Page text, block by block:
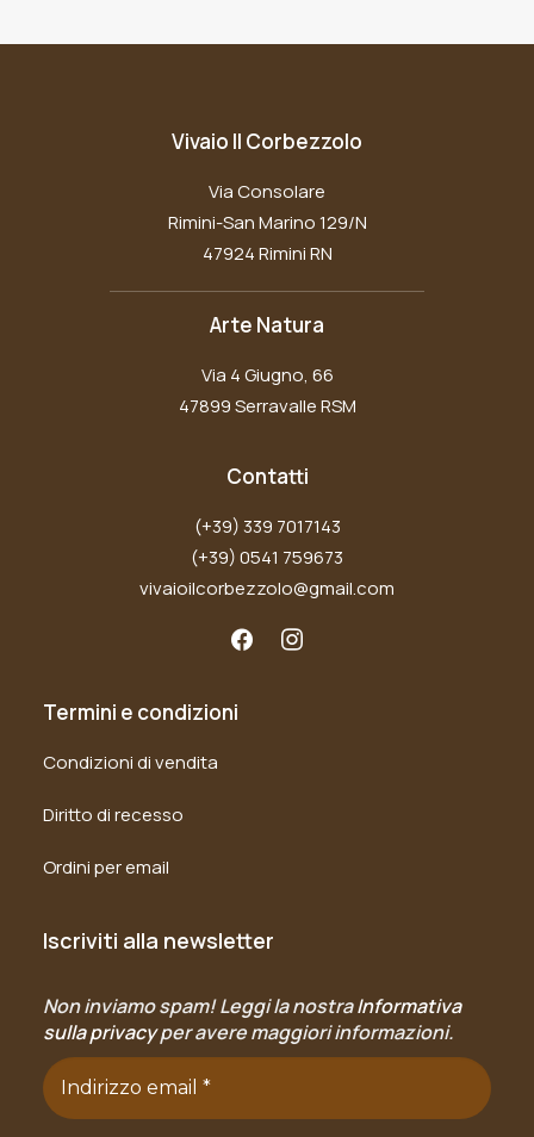
Vivaio Il Corbezzolo
Via Consolare
Rimini-San Marino 129/N
47924 Rimini RN
Arte Natura
Via 4 Giugno, 66
47899 Serravalle RSM
Contatti
(+39) 339 7017143
(+39) 0541 759673
vivaioilcorbezzolo@gmail.com
Termini e condizioni
Condizioni di vendita
Diritto di recesso
Ordini per email
Iscriviti alla newsletter
Non inviamo spam! Leggi la nostraInformativa
sulla privacyper avere maggiori informazioni.